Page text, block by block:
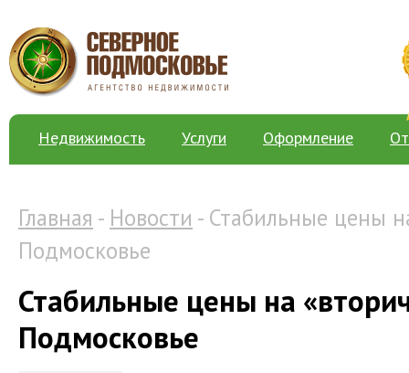
Недвижимость Услуги Оформление
Главная - Новости - Стабильные цены
Подмосковье
Стабильные цены на
Подмосковье